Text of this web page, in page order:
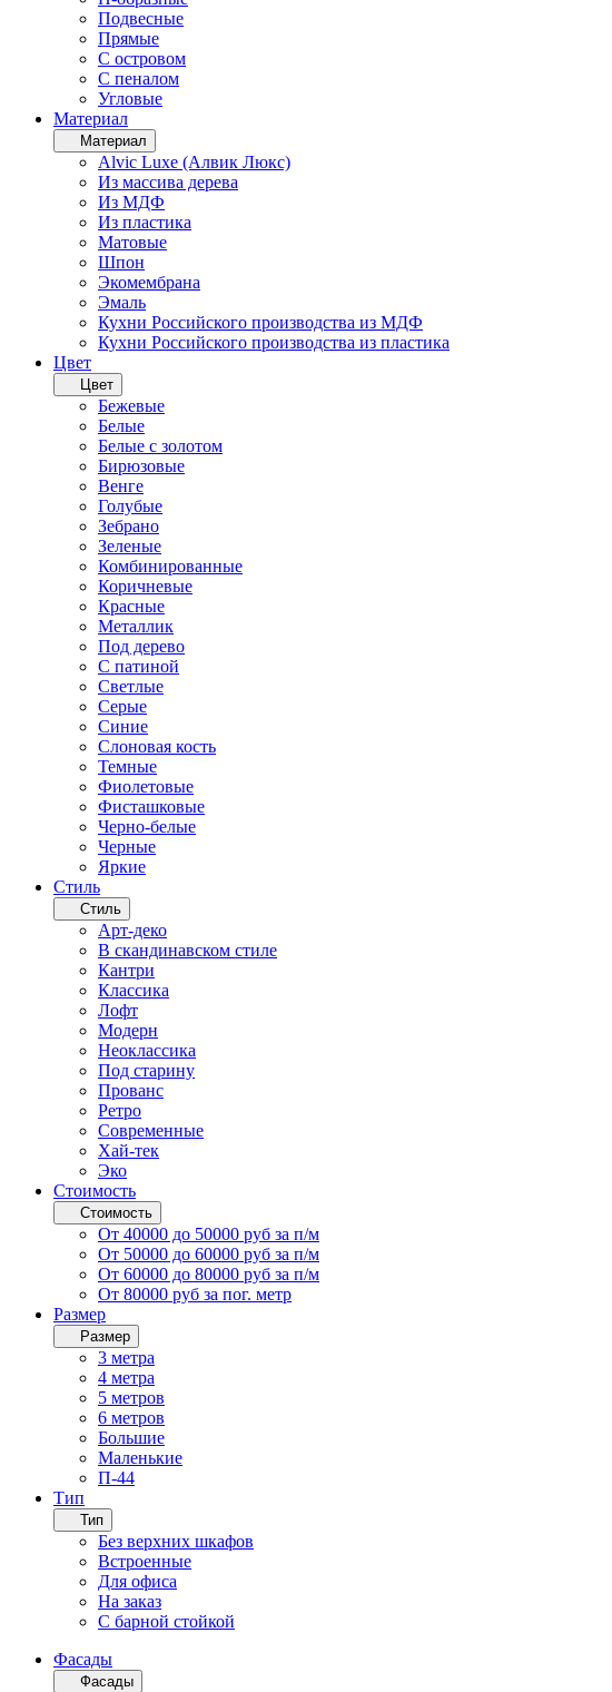
Подвесные
Прямые
С островом
С пеналом
Угловые
Материал
Материал
Alvic Luxe (Алвик Люкс)
Из массива дерева
Из МДФ
Из пластика
Матовые
Шпон
Экомембрана
Эмаль
Кухни Российского производства из МДФ
Кухни Российского производства из пластика
Цвет
Цвет
Бежевые
Белые
Белые с золотом
Бирюзовые
Венге
Голубые
Зебрано
Зеленые
Комбинированные
Коричневые
Красные
Металлик
Под дерево
С патиной
Светлые
Серые
Синие
Слоновая кость
Темные
Фиолетовые
Фисташковые
Черно-белые
Черные
Яркие
Стиль
Стиль
Арт-деко
В скандинавском стиле
Кантри
Классика
Лофт
Модерн
Неоклассика
Под старину
Прованс
Ретро
Современные
Хай-тек
Эко
Стоимость
Стоимость
От 40000 до 50000 руб за п/м
От 50000 до 60000 руб за п/м
От 60000 до 80000 руб за п/м
От 80000 руб за пог. метр
Размер
Размер
3 метра
4 метра
5 метров
6 метров
Большие
Маленькие
П-44
Тип
Тип
Без верхних шкафов
Встроенные
Для офиса
На заказ
С барной стойкой
Фасады
Фасады